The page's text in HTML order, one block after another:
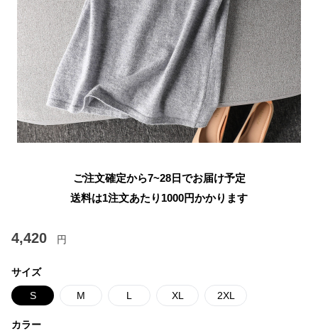
ご注文確定から7~28日でお届け予定
送料は1注文あたり 1000円かかります
4,420 円
サイズ
S M L XL 2XL
カラー